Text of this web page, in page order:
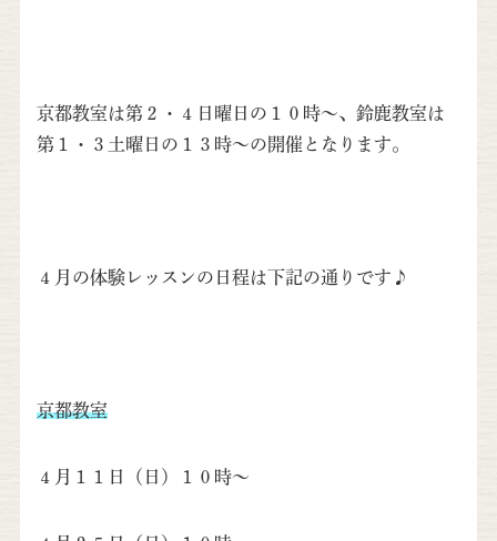
京都教室は第２・４日曜日の１０時〜、鈴鹿教室は
第１・３土曜日の１３時〜の開催となります。
４月の体験レッスンの日程は下記の通りです♪
京都教室
４月１１日（日）１０時〜